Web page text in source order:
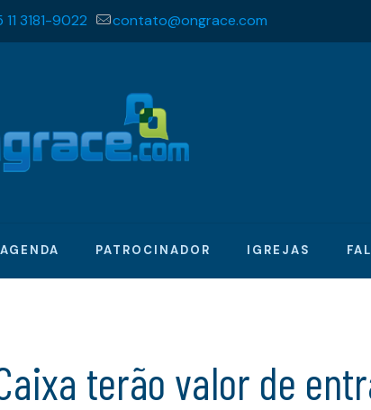
11 3181-9022 contato@ongrace.com
AGENDA PATROCINADOR IGREJAS
terão valor de